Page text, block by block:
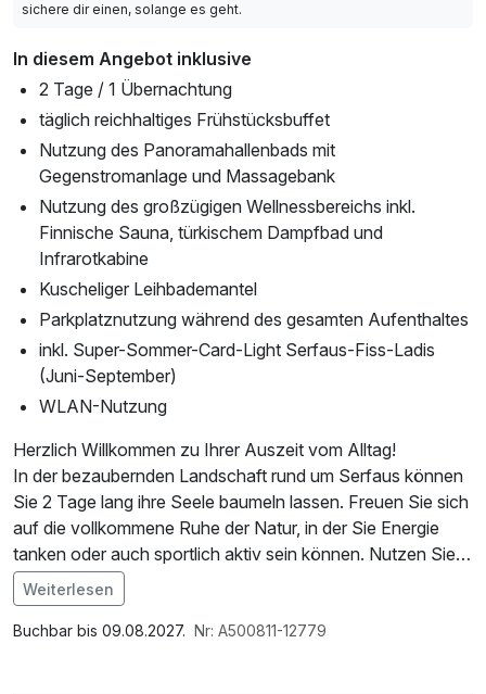
sichere dir einen, solange es geht.
In diesem Angebot inklusive
2 Tage / 1 Übernachtung
täglich reichhaltiges Frühstücksbuffet
Nutzung des Panoramahallenbads mit
Gegenstromanlage und Massagebank
Nutzung des großzügigen Wellnessbereichs inkl.
Finnische Sauna, türkischem Dampfbad und
Infrarotkabine
Kuscheliger Leihbademantel
Parkplatznutzung während des gesamten Aufenthaltes
inkl. Super-Sommer-Card-Light Serfaus-Fiss-Ladis
(Juni-September)
WLAN-Nutzung
Herzlich Willkommen zu Ihrer Auszeit vom Alltag!
In der bezaubernden Landschaft rund um Serfaus können
Sie 2 Tage lang ihre Seele baumeln lassen. Freuen Sie sich
auf die vollkommene Ruhe der Natur, in der Sie Energie
tanken oder auch sportlich aktiv sein können. Nutzen Sie
die einzigartige Umgebung für Radtouren und
Wanderungen. Genuss wird hier groß geschrieben: Starten
Sie mit einem reichhaltigen Frühstücksbuffet für Genießer
Weiterlesen
Buchbar bis 09.08.2027. Nr: A500811-12779